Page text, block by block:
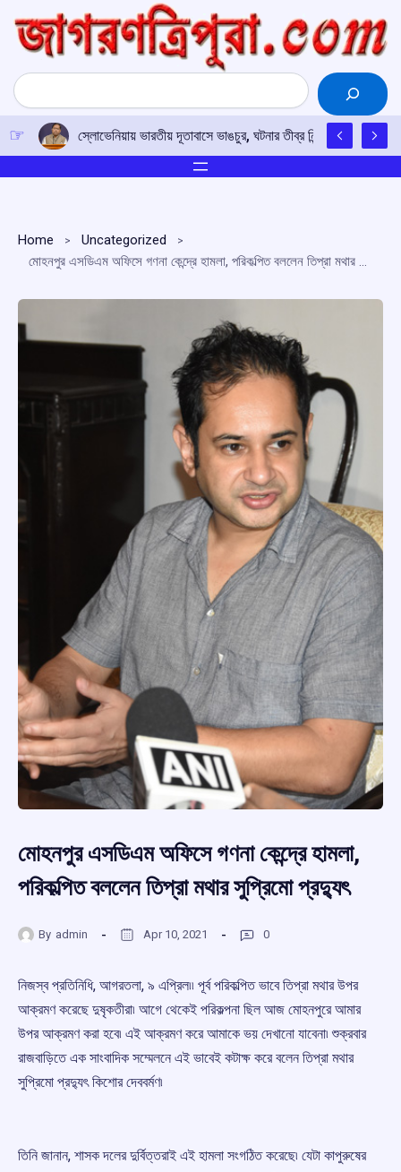
content
Search
স্লোভেনিয়ায় ভারতীয় দূতাবাসে ভাঙচুর, ঘটনার তীব্র নিন্দা নয়াদিল্লির;
Home
Uncategorized
মোহনপুর এসডিএম অফিসে গণনা কেন্দ্রে হামলা, পরিকল্পিত বললেন তিপ্রা মথার সুপ্রিমো প্রদ্যুৎ
মোহনপুর এসডিএম অফিসে গণনা কেন্দ্রে হামলা,
পরিকল্পিত বললেন তিপ্রা মথার সুপ্রিমো প্রদ্যুৎ
By admin Apr 10, 2021 0
নিজস্ব প্রতিনিধি, আগরতলা, ৯ এপ্রিল৷৷ পূর্ব পরিকল্পিত ভাবে তিপ্রা মথার উপর
আক্রমণ করেছে দুষৃকতীরা৷ আগে থেকেই পরিকল্পনা ছিল আজ মোহনপুরে আমার
উপর আক্রমণ করা হবে৷ এই আক্রমণ করে আমাকে ভয় দেখানো যাবেনা৷ শুক্রবার
রাজবাড়িতে এক সাংবাদিক সম্মেলনে এই ভাবেই কটাক্ষ করে বলেন তিপ্রা মথার
সুপ্রিমো প্রদ্যুৎ কিশোর দেববর্মণ৷
তিনি জানান, শাসক দলের দুর্বিত্তরাই এই হামলা সংগঠিত করেছে৷ যেটা কাপুরুষের